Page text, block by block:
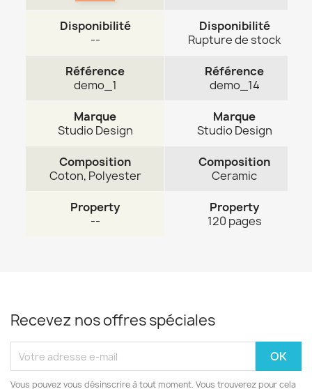
Disponibilité
--
Disponibilité
Rupture de stock
Référence
demo_1
Référence
demo_14
Marque
Studio Design
Marque
Studio Design
Composition
Coton, Polyester
Composition
Ceramic
Property
--
Property
120 pages
Recevez nos offres spéciales
Vous pouvez vous désinscrire à tout moment. Vous trouverez pour cela